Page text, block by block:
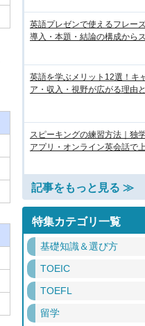
英語プレゼンで使えるフレー
導入・本題・結論の構成から
英語を学ぶメリット12選！キ
ア・収入・視野が広がる理由
スピーキングの練習方法｜独学
アプリ・オンライン英会話で
記事をもっと見る ≫
特集カテゴリ一覧
基礎知識＆選び方
TOEIC
TOEFL
留学